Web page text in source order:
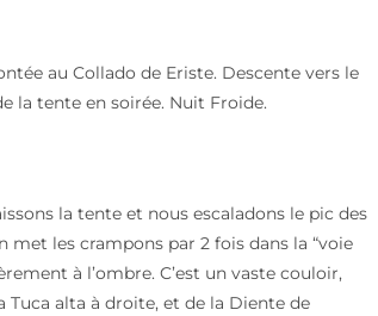
au Collado de Eriste. Descente vers le
la tente en soirée. Nuit Froide.
la tente et nous escaladons le pic des
met les crampons par 2 fois dans la “voie
à l’ombre. C’est un vaste couloir,
Tuca alta à droite, et de la Diente de